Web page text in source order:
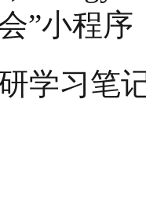
”小程序
学习笔